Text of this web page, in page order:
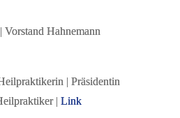
Hahnemann
| Präsidentin
| Link